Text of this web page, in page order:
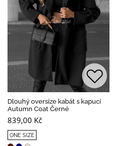
Dlouhý oversize kabát s kapucí
Autumn Coat Černé
839,00 Kč
ONE SIZE